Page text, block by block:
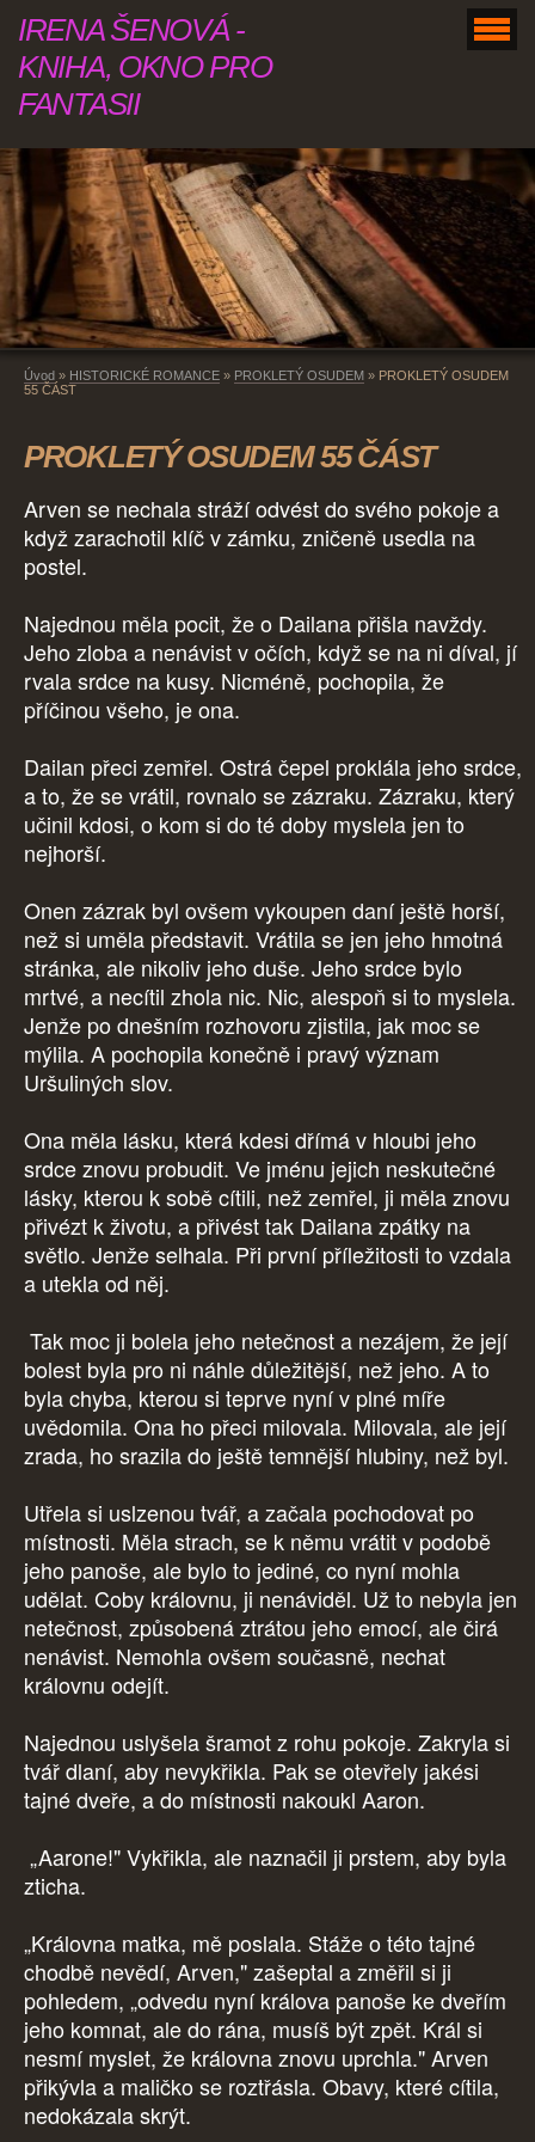
IRENA ŠENOVÁ -
KNIHA, OKNO PRO
FANTASII
Úvod » HISTORICKÉ ROMANCE » PROKLETÝ OSUDEM » PROKLETÝ OSUDEM
55 ČÁST
PROKLETÝ OSUDEM 55 ČÁST
Arven se nechala stráží odvést do svého pokoje a
když zarachotil klíč v zámku, zničeně usedla na
postel.
Najednou měla pocit, že o Dailana přišla navždy.
Jeho zloba a nenávist v očích, když se na ni díval, jí
rvala srdce na kusy. Nicméně, pochopila, že
příčinou všeho, je ona.
Dailan přeci zemřel. Ostrá čepel proklála jeho srdce,
a to, že se vrátil, rovnalo se zázraku. Zázraku, který
učinil kdosi, o kom si do té doby myslela jen to
nejhorší.
Onen zázrak byl ovšem vykoupen daní ještě horší,
než si uměla představit. Vrátila se jen jeho hmotná
stránka, ale nikoliv jeho duše. Jeho srdce bylo
mrtvé, a necítil zhola nic. Nic, alespoň si to myslela.
Jenže po dnešním rozhovoru zjistila, jak moc se
mýlila. A pochopila konečně i pravý význam
Uršuliných slov.
Ona měla lásku, která kdesi dřímá v hloubi jeho
srdce znovu probudit. Ve jménu jejich neskutečné
lásky, kterou k sobě cítili, než zemřel, ji měla znovu
přivézt k životu, a přivést tak Dailana zpátky na
světlo. Jenže selhala. Při první příležitosti to vzdala
a utekla od něj.
Tak moc ji bolela jeho netečnost a nezájem, že její
bolest byla pro ni náhle důležitější, než jeho. A to
byla chyba, kterou si teprve nyní v plné míře
uvědomila. Ona ho přeci milovala. Milovala, ale její
zrada, ho srazila do ještě temnější hlubiny, než byl.
Utřela si uslzenou tvář, a začala pochodovat po
místnosti. Měla strach, se k němu vrátit v podobě
jeho panoše, ale bylo to jediné, co nyní mohla
udělat. Coby královnu, ji nenáviděl. Už to nebyla jen
netečnost, způsobená ztrátou jeho emocí, ale čirá
nenávist. Nemohla ovšem současně, nechat
královnu odejít.
Najednou uslyšela šramot z rohu pokoje. Zakryla si
tvář dlaní, aby nevykřikla. Pak se otevřely jakési
tajné dveře, a do místnosti nakoukl Aaron.
„Aarone!" Vykřikla, ale naznačil ji prstem, aby byla
zticha.
„Královna matka, mě poslala. Stáže o této tajné
chodbě nevědí, Arven," zašeptal a změřil si ji
pohledem, „odvedu nyní králova panoše ke dveřím
jeho komnat, ale do rána, musíš být zpět. Král si
nesmí myslet, že královna znovu uprchla." Arven
přikývla a maličko se roztřásla. Obavy, které cítila,
nedokázala skrýt.